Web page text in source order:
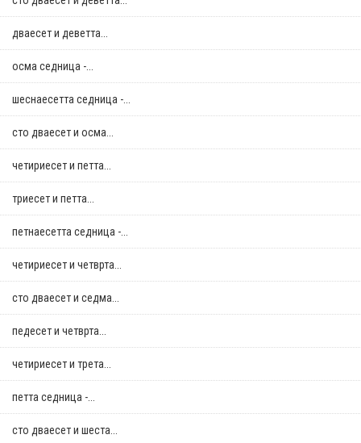
дваесет и деветта...
осма седница -...
шеснаесетта седница -...
сто дваесет и осма...
четириесет и петта...
триесет и петта...
петнаесетта седница -...
четириесет и четврта...
сто дваесет и седма...
педесет и четврта...
четириесет и трета...
петта седница -...
сто дваесет и шеста...